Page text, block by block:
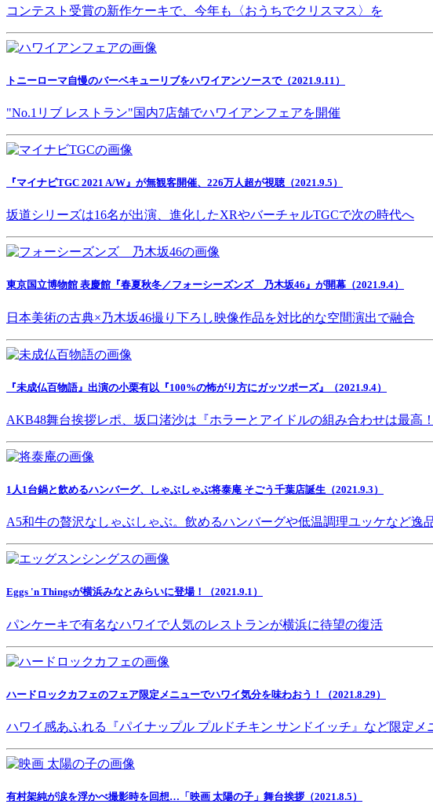
コンテスト受賞の新作ケーキで、今年も〈おうちでクリスマス〉を
トニーローマ自慢のバーベキューリブをハワイアンソースで（2021.9.11）
"No.1リブ レストラン"国内7店舗でハワイアンフェアを開催
『マイナビTGC 2021 A/W』が無観客開催、226万人超が視聴（2021.9.5）
坂道シリーズは16名が出演、進化したXRやバーチャルTGCで次の時代へ
東京国立博物館 表慶館『春夏秋冬／フォーシーズンズ 乃木坂46』が開幕（2021.9.4）
日本美術の古典×乃木坂46撮り下ろし映像作品を対比的な空間演出で融合
『未成仏百物語』出演の小栗有以『100%の怖がり方にガッツポーズ』（2021.9.4）
AKB48舞台挨拶レポ、坂口渚沙は『ホラーとアイドルの組み合わせは最高！
1人1台鍋と飲めるハンバーグ、しゃぶしゃぶ将泰庵 そごう千葉店誕生（2021.9.3）
A5和牛の贅沢なしゃぶしゃぶ。飲めるハンバーグや低温調理ユッケなど逸
Eggs 'n Thingsが横浜みなとみらいに登場！（2021.9.1）
パンケーキで有名なハワイで人気のレストランが横浜に待望の復活
ハードロックカフェのフェア限定メニューでハワイ気分を味わおう！（2021.8.29）
ハワイ感あふれる『パイナップル プルドチキン サンドイッチ』など限定メ
有村架純が涙を浮かべ撮影時を回想…「映画 太陽の子」舞台挨拶（2021.8.5）